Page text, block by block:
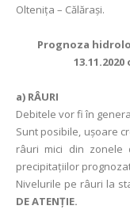
Oltenița – Călărași.
Prognoza
13.11.2020
a) RÂURI
Debitele vor fi în
Sunt posibile, ușoare
râuri mici din
precipitațiilor
Nivelurile pe râuri la
DE ATENȚIE.